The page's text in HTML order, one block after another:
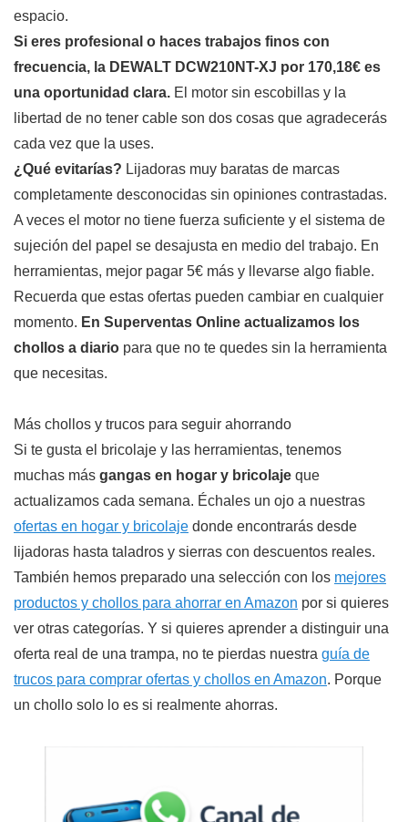
espacio.
Si eres profesional o haces trabajos finos con
frecuencia, la DEWALT DCW210NT-XJ por 170,18€ es
una oportunidad clara. El motor sin escobillas y la
libertad de no tener cable son dos cosas que agradecerás
cada vez que la uses.
¿Qué evitarías? Lijadoras muy baratas de marcas
completamente desconocidas sin opiniones contrastadas.
A veces el motor no tiene fuerza suficiente y el sistema de
sujeción del papel se desajusta en medio del trabajo. En
herramientas, mejor pagar 5€ más y llevarse algo fiable.
Recuerda que estas ofertas pueden cambiar en cualquier
momento. En Superventas Online actualizamos los
chollos a diario para que no te quedes sin la herramienta
que necesitas.
Más chollos y trucos para seguir ahorrando
Si te gusta el bricolaje y las herramientas, tenemos
muchas más gangas en hogar y bricolaje que
actualizamos cada semana. Échales un ojo a nuestras
ofertas en hogar y bricolaje donde encontrarás desde
lijadoras hasta taladros y sierras con descuentos reales.
También hemos preparado una selección con los mejores
productos y chollos para ahorrar en Amazon por si quieres
ver otras categorías. Y si quieres aprender a distinguir una
oferta real de una trampa, no te pierdas nuestra guía de
trucos para comprar ofertas y chollos en Amazon. Porque
un chollo solo lo es si realmente ahorras.